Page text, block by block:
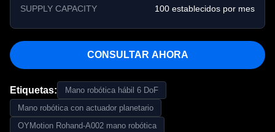
SUPPLY CAPACITY
100 establecidos por mes
CONSULTAR AHORA
Etiquetas:
Mano robótica hábil 6 DoF
Mano robótica con actuador planetario
OYMotion Rohand-A002 mano robótica